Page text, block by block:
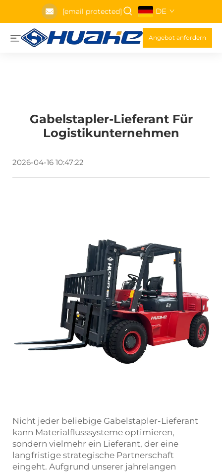
[email protected] DE
Angebot anfordern
Gabelstapler-Lieferant Für
Logistikunternehmen
2026-04-16 10:47:22
Nicht jeder beliebige Gabelstapler-Lieferant
kann Materialflusssysteme optimieren,
sondern vielmehr ein Lieferant, der eine
langfristige strategische Partnerschaft
eingeht. Aufgrund unserer jahrelangen